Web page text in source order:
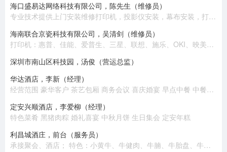
海口盛易达网络科技有限公司，陈先生（维修员）
专业技术提供上​‌‌门安装维修打印机，投影仪安装，幕布安装，打印耗材配送，电脑组装，笔记本电脑维修，收银机维修，监控安装，网络布线，高清摄像头安装，网络组建，背景音乐安装等 。 公司有专业技术员十几名，随时提供上门安装维修服务，价格优惠，质量保证！
海南联合京瓷科技有限公司，吴清剑（维修员）
打印机：惠普、佳能、爱普生、三星、联想、施乐、OKI、映美、兄弟、富士通、得实、京瓷、中税。 复印机：施乐、东芝、佳能、理光、夏普、京瓷、美能达、震旦。 扫描仪：惠普、佳能、爱普生、柯达、汉王、富士通、紫光、中晶。 电脑：联想、惠普、华硕。 耗材：各类品牌原装国产。
深圳市南山区科技园，汤俊（营运总监）
华达酒店，李新（经理）
经营范围 豪华客户 茶艺包厢 商务会议 喜庆婚宴 早点中餐 中餐包厢
定安兴顺酒店，李爱柳（经理）
特色菜肴 黑猪肉粽 婚礼喜宴 中秋月饼 生日集会 定安年糕
利昌城酒庄，前台（服务员）
承接聚会、酒店； 特色：小黄牛、牛健肉、牛腩、牛胎盘、牛百叶、牛鞭、炸牛排、煎牛肉、肥牛。